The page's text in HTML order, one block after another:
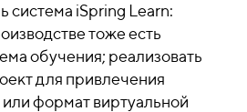
система iSpring Learn:
тоже есть
обучения; реализовать
для привлечения
или формат виртуальной